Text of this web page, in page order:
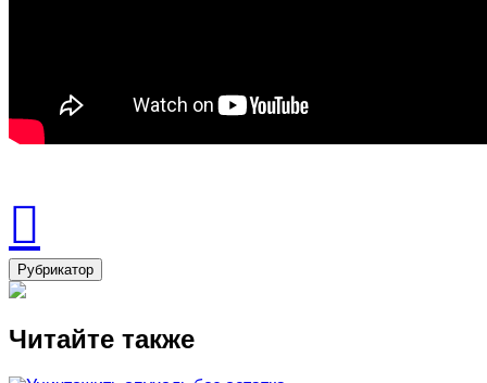
Рубрикатор
Читайте также